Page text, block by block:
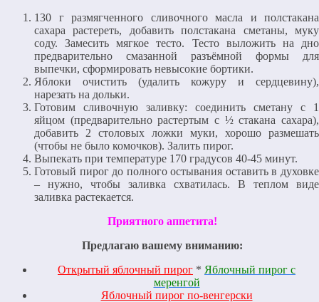
130 г размягченного сливочного масла и полстакана
сахара растереть, добавить полстакана сметаны, муку
соду. Замесить мягкое тесто. Тесто выложить на дно
предварительно смазанной разъёмной формы для
выпечки, сформировать невысокие бортики.
Яблоки очистить (удалить кожуру и сердцевину),
нарезать на дольки.
Готовим сливочную заливку: соединить сметану с 1
яйцом (предварительно растертым с ½ стакана сахара),
добавить 2 столовых ложки муки, хорошо размешать
(чтобы не было комочков). Залить пирог.
Выпекать при температуре 170 градусов 40-45 минут.
Готовый пирог до полного остывания оставить в духовке
– нужно, чтобы заливка схватилась. В теплом виде
заливка растекается.
Приятного аппетита!
Предлагаю вашему вниманию:
Открытый яблочный пирог * Яблочный пирог с
меренгой
Яблочный пирог по-венгерски